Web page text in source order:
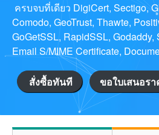
ครบจบที่เดียว DigiCert, Sectigo,
Comodo, GeoTrust, Thawte,
GoGetSSL, RapidSSL,
Email S/MIME Certificate,
สั่งซื้อทันที ขอใบเสนอร